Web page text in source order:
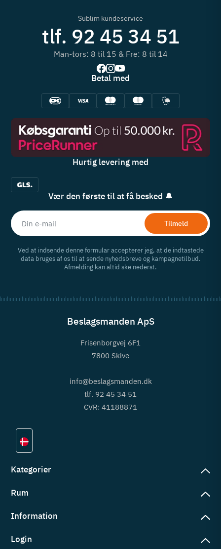
Sublim kundeservice
tlf. 92 45 34 51
Man-tors: 8 til 15 & Fre: 8 til 14
Betal med
Hurtig levering med
Vær den første til at få besked 🔔
Tilmeld
Ved at indsende denne formular accepterer jeg, at de indtastede
data bruges af os til at sende nyhedsbreve og kampagnetilbud.
Afmelding kan altid ske nederst.
Beslagsmanden ApS
Frisenborgvej 6F1
7800 Skive
info@beslagsmanden.dk
tlf. 92 45 34 51
CVR: 41188871
Kategorier
Rum
Information
Login